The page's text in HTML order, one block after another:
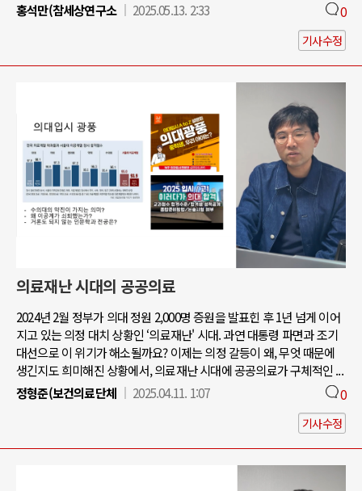
홍석만(참세상연구소
2025.05.13. 2:33 0
기사수정
의료재난 시대의 공공의료
2024년 2월 정부가 의대 정원 2,000명 증원을 발표힌 후 1년 넘게 이어
지고 있는 의정 대치 상황인 ‘의료재난' 시대. 과연 대통령 파면과 조기
대선으로 이 위기가 해소될까요? 이제는 의정 갈등이 왜, 무엇 때문에
생긴지도 희미해진 상황에서, 의료재난 시대에 공공의료가 구체적인 ...
정형준(보건의료단체
2025.04.11. 1:07 0
기사수정